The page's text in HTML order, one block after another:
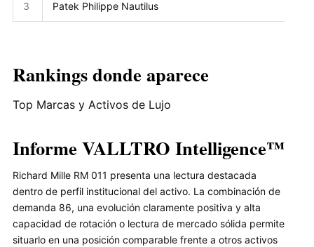
3 Patek Philippe Nautilus
Rankings donde aparece
Top Marcas y Activos de Lujo
Informe VALLTRO Intelligence™
Richard Mille RM 011 presenta una lectura destacada
dentro de perfil institucional del activo. La combinación de
demanda 86, una evolución claramente positiva y alta
capacidad de rotación o lectura de mercado sólida permite
situarlo en una posición comparable frente a otros activos